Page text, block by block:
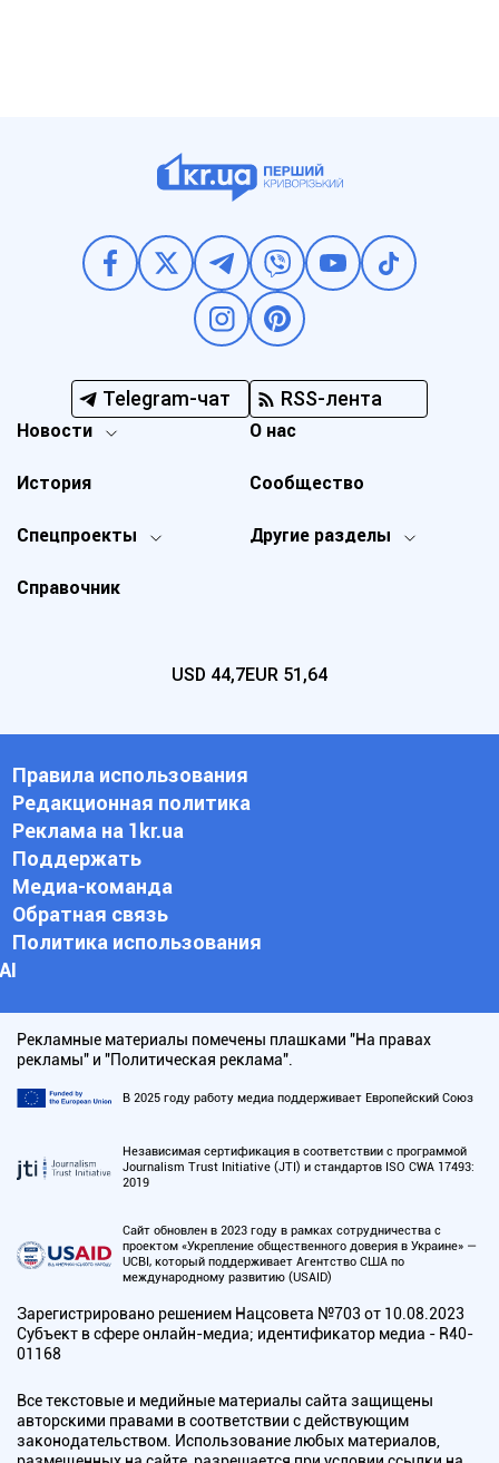
Telegram-чат RSS-лента
Новости
Спецпроекты Другие разделы
История
О нас
Справочник
Сообщество
USD 44,7EUR 51,64
Правила использования
Редакционная политика
Реклама на 1kr.ua
Поддержать
Медиа-команда
Обратная связь
Политика использования
АI
Рекламные материалы помечены плашками "На правах
рекламы" и "Политическая реклама".
В 2025 году работу медиа поддерживает Европейский Союз
Независимая сертификация в соответствии с программой
Journalism Trust Initiative (JTI) и стандартов ISO CWA 17493:
2019
Сайт обновлен в 2023 году в рамках сотрудничества с
проектом «Укрепление общественного доверия в Украине» —
UCBI, который поддерживает Агентство США по
международному развитию (USAID)
Зарегистрировано решением Нацсовета №703 от 10.08.2023
Субъект в сфере онлайн-медиа; идентификатор медиа - R40-
01168
Все текстовые и медийные материалы сайта защищены
авторскими правами в соответствии с действующим
законодательством. Использование любых материалов,